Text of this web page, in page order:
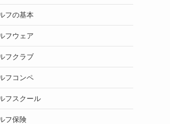
フの基本
フウェア
フクラブ
フコンペ
フスクール
フ保険